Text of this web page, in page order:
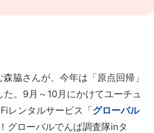
脇さんが、今年は「原点回帰」
た。9月～10月にかけてユーチュ
レンタルサービス「グローバル
グローバルでんぱ調査隊inタ